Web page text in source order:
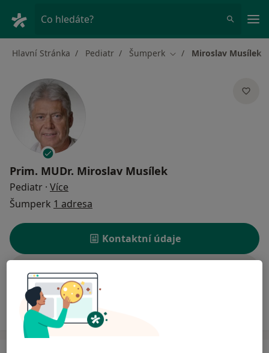
Co hledáte?
Hlavní Stránka Pediatr Šumperk Změna města
Miroslav Musílek
Prim. MUDr. Miroslav Musílek
Pediatr · Více
Šumperk 1 adresa
Kontaktní údaje
Ceník Adresy